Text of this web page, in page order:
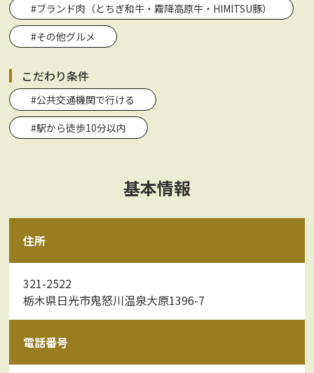
#ブランド肉（とちぎ和牛・霧降高原牛・HIMITSU豚）
#その他グルメ
こだわり条件
#公共交通機関で行ける
#駅から徒歩10分以内
基本情報
住所
321-2522
栃木県日光市鬼怒川温泉大原1396-7
電話番号